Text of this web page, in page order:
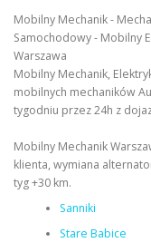
Mobilny Mechanik -
Samochodowy - Mobilny
Warszawa
Mobilny Mechanik,
mobilnych mechaników
tygodniu przez 24h z
Mobilny Mechanik
klienta, wymiana
tyg +30 km.
Sanniki
Stare Babice